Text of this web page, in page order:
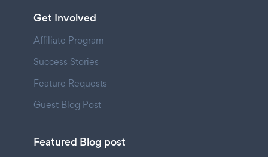
Get Involved
Affiliate Program
Success Stories
Feature Requests
Guest Blog Post
Featured Blog post